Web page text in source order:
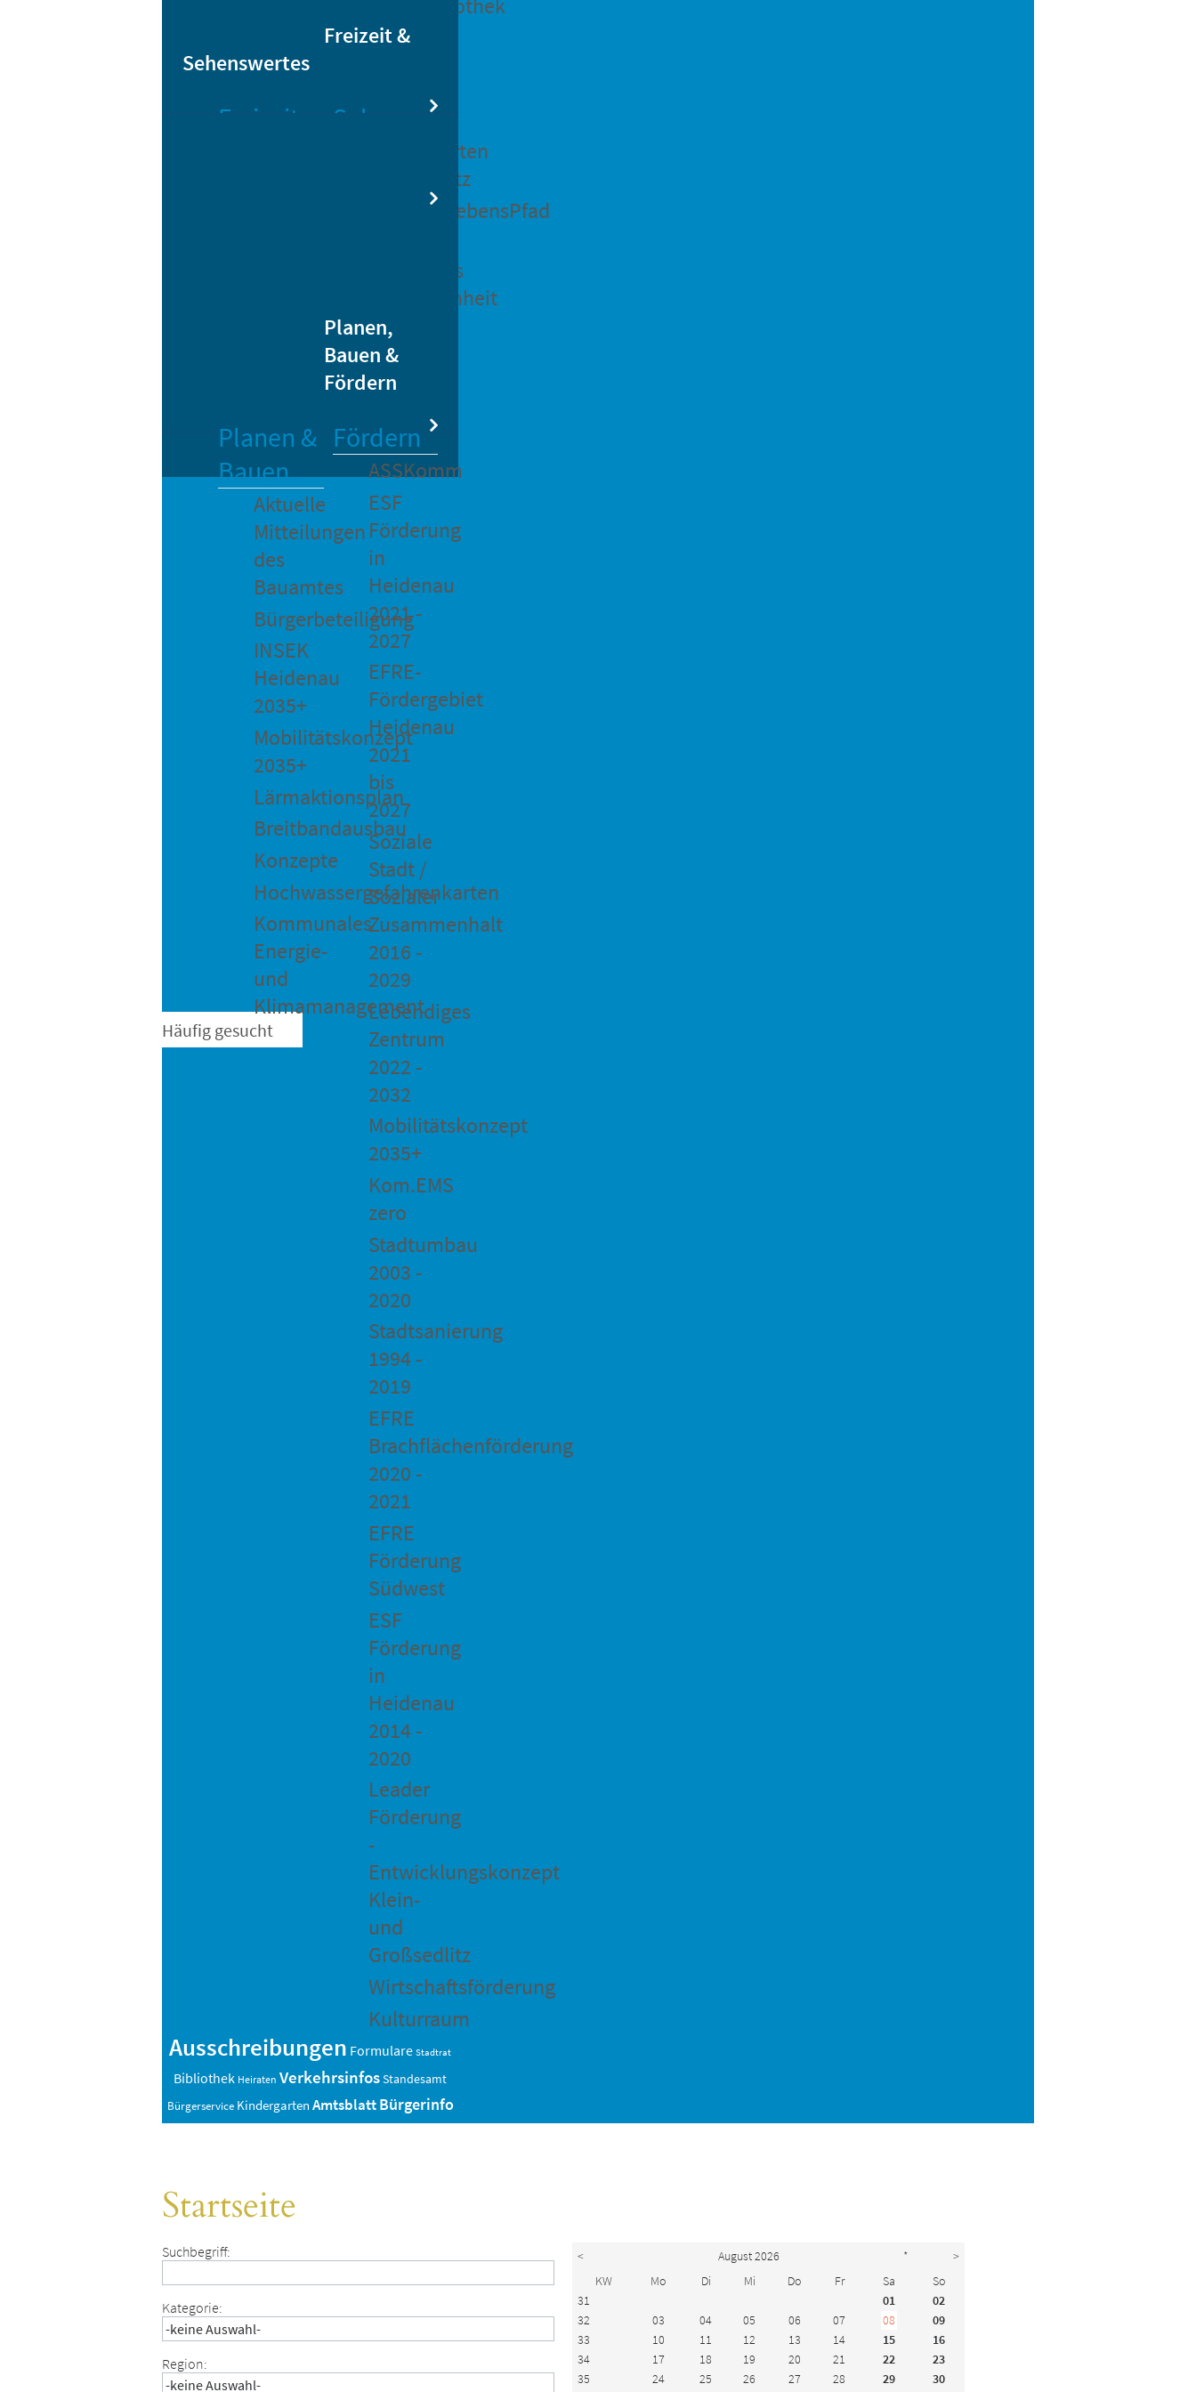
Bikesharing
Stadtbibliothek
Freizeit &
Sehenswertes
Freizeit
Heidenauer
Musiknacht
Sehenswertes
Barockgarten
Großsedlitz
MärchenLebensPfad
Heidenaus
Vergangenheit
Planen,
Bauen &
Fördern
Planen &
Bauen
Aktuelle
Mitteilungen
des
Bauamtes
Bürgerbeteiligung
INSEK
Heidenau
2035+
Mobilitätskonzept
2035+
Lärmaktionsplan
Breitbandausbau
Konzepte
Hochwassergefahrenkarten
Kommunales
Energie-
und
Klimamanagement
Fördern
ASSKomm
ESF
Förderung
in
Heidenau
2021 -
2027
EFRE-
Fördergebiet
Heidenau
2021
bis
2027
Soziale
Stadt /
Sozialer
Zusammenhalt
2016 -
2029
Lebendiges
Zentrum
2022 -
2032
Mobilitätskonzept
2035+
Kom.EMS
zero
Stadtumbau
2003 -
2020
Stadtsanierung
1994 -
2019
EFRE
Brachflächenförderung
2020 -
2021
EFRE
Förderung
Südwest
ESF
Förderung
in
Heidenau
2014 -
2020
Leader
Förderung
-
Entwicklungskonzept
Klein-
und
Großsedlitz
Wirtschaftsförderung
Kulturraum
Häufig gesucht
Ausschreibungen Formulare Stadtrat
Bibliothek Heiraten VerkehrsinfosStandesamt
Bürgerservice Kindergarten Amtsblatt Bürgerinfo
Startseite
Suchbegriff:
Kategorie:
Region:
< August 2026 *
>
KW
Mo Di Mi Do Fr Sa
So
31
01
02
32
03 04 05 06 07 08
09
33
10 11 12 13 14 15
16
34
17 18 19 20 21 22
23
35
24 25 26 27 28 29
30